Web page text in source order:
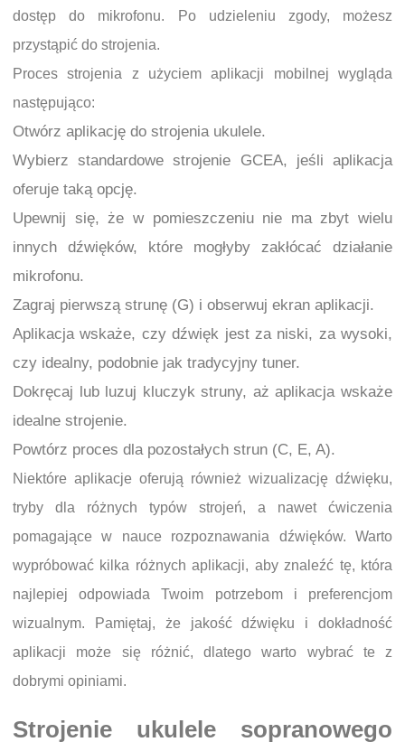
dostęp do mikrofonu. Po udzieleniu zgody, możesz
przystąpić do strojenia.
Proces strojenia z użyciem aplikacji mobilnej wygląda
następująco:
Otwórz aplikację do strojenia ukulele.
Wybierz standardowe strojenie GCEA, jeśli aplikacja
oferuje taką opcję.
Upewnij się, że w pomieszczeniu nie ma zbyt wielu
innych dźwięków, które mogłyby zakłócać działanie
mikrofonu.
Zagraj pierwszą strunę (G) i obserwuj ekran aplikacji.
Aplikacja wskaże, czy dźwięk jest za niski, za wysoki,
czy idealny, podobnie jak tradycyjny tuner.
Dokręcaj lub luzuj kluczyk struny, aż aplikacja wskaże
idealne strojenie.
Powtórz proces dla pozostałych strun (C, E, A).
Niektóre aplikacje oferują również wizualizację dźwięku,
tryby dla różnych typów strojeń, a nawet ćwiczenia
pomagające w nauce rozpoznawania dźwięków. Warto
wypróbować kilka różnych aplikacji, aby znaleźć tę, która
najlepiej odpowiada Twoim potrzebom i preferencjom
wizualnym. Pamiętaj, że jakość dźwięku i dokładność
aplikacji może się różnić, dlatego warto wybrać te z
dobrymi opiniami.
Strojenie ukulele sopranowego